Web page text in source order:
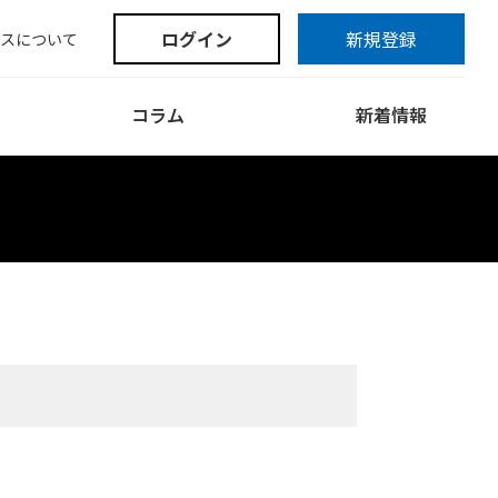
コラム 新着情報
について ログイン 新規登録